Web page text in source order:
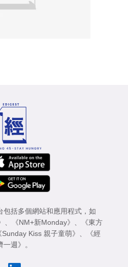
包括多個網站和應用程式，如
、 《NM+新Monday》 、
《東方
Sunday Kiss 親子童萌》 、
《經
一週》 。